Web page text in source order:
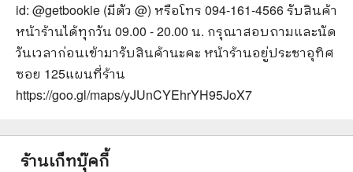
id: @getbookie (มีตัว @) หรือโทร 094-161-4566 รับสินค้า
หน้าร้านได้ทุกวัน 09.00 - 20.00 น. กรุณาสอบถามและนัด
วันเวลาก่อนเข้ามารับสินค้านะคะ หน้าร้านอยู่ประชาอุทิศ
ซอย 125แผนที่ร้าน
https://goo.gl/maps/yJUnCYEhrYH95JoX7
ร้านเก็ทบุ๊คกี้